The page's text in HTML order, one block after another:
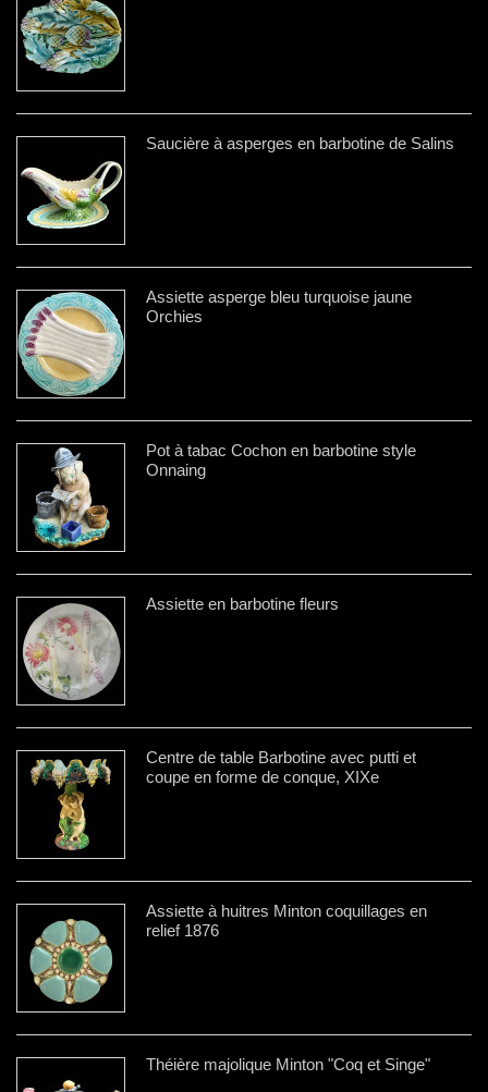
Saucière à asperges en barbotine de Salins
Assiette asperge bleu turquoise jaune
Orchies
Pot à tabac Cochon en barbotine style
Onnaing
Assiette en barbotine fleurs
Centre de table Barbotine avec putti et
coupe en forme de conque, XIXe
Assiette à huitres Minton coquillages en
relief 1876
Théière majolique Minton "Coq et Singe"